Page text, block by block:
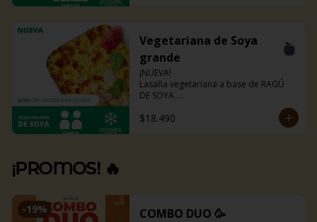
Vegetariana de Soya
grande
¡NUEVA!
Lasaña vegetariana a base de RAGÚ
DE SOYA.
La misma lasaña, el mismo sabor pero
ahora con guiso diferente.
$18.490
¡PROMOS! 🔥
-19% COMBO DUO 🥳